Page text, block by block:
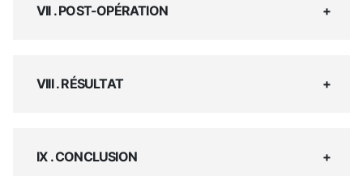
VII . POST-OPÉRATION
VIII . RÉSULTAT
IX . CONCLUSION